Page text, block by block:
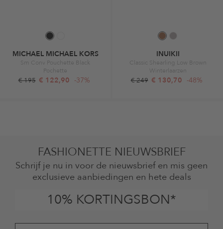
MICHAEL MICHAEL KORS
Sm Conv Pouchette Black
Pochette
€ 195 € 122,90 -37%
INUIKII
Classic Shearling Low Brown
Winterlaarzen
€ 249 € 130,70 -48%
FASHIONETTE NIEUWSBRIEF
Schrijf je nu in voor de nieuwsbrief en mis geen
exclusieve aanbiedingen en hete deals
10% KORTINGSBON*